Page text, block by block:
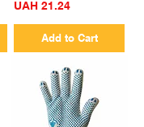
Price
UAH 21.24
Add to Cart